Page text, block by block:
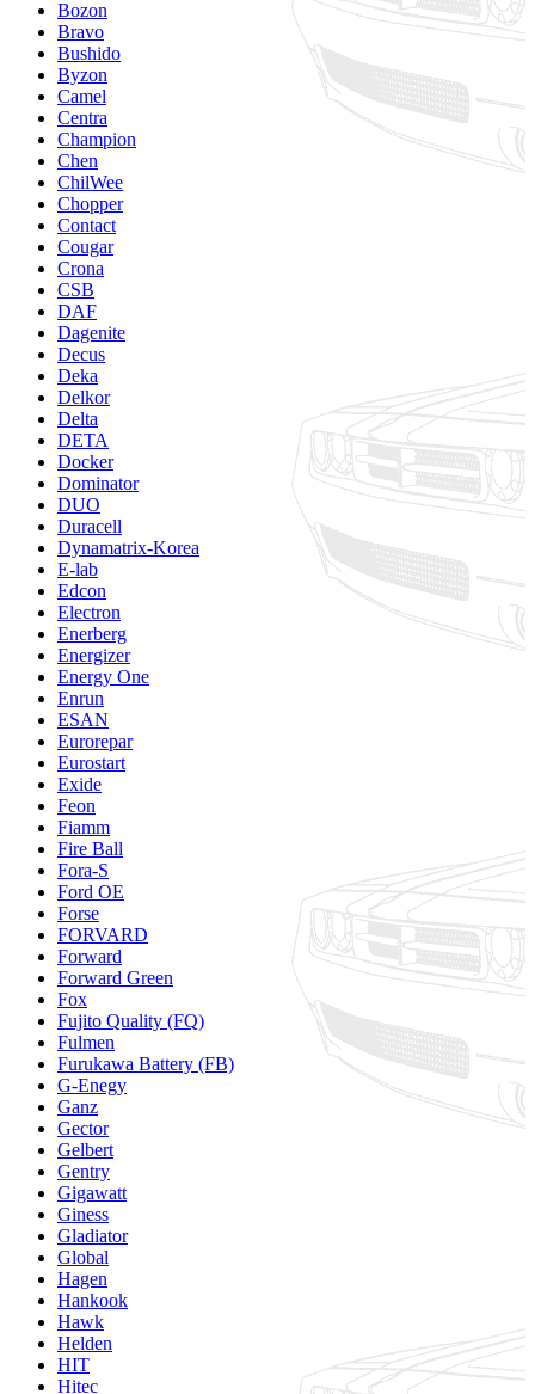
Bozon
Bravo
Bushido
Byzon
Camel
Centra
Champion
Chen
ChilWee
Chopper
Contact
Cougar
Crona
CSB
DAF
Dagenite
Decus
Deka
Delkor
Delta
DETA
Docker
Dominator
DUO
Duracell
Dynamatrix-Korea
E-lab
Edcon
Electron
Enerberg
Energizer
Energy One
Enrun
ESAN
Eurorepar
Eurostart
Exide
Feon
Fiamm
Fire Ball
Fora-S
Ford OE
Forse
FORVARD
Forward
Forward Green
Fox
Fujito Quality (FQ)
Fulmen
Furukawa Battery (FB)
G-Enegy
Ganz
Gector
Gelbert
Gentry
Gigawatt
Giness
Gladiator
Global
Hagen
Hankook
Hawk
Helden
HIT
Hitec